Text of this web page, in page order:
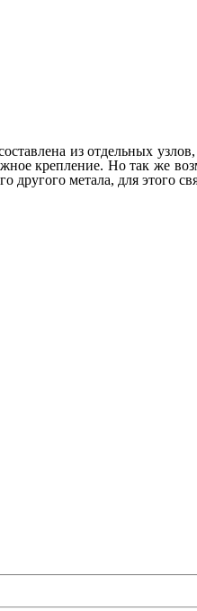
из отдельных
крепление. Но так же
другого метала, для этого